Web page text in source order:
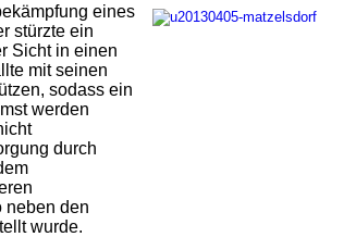
eines
stürzte ein
Sicht in einen
mit seinen
sodass ein
werden
durch
neben den
wurde.